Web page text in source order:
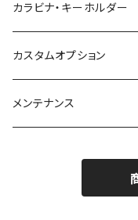
カラビナ・キーホルダー
カスタムオプション
メンテナンス